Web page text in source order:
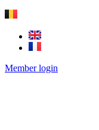
Member login